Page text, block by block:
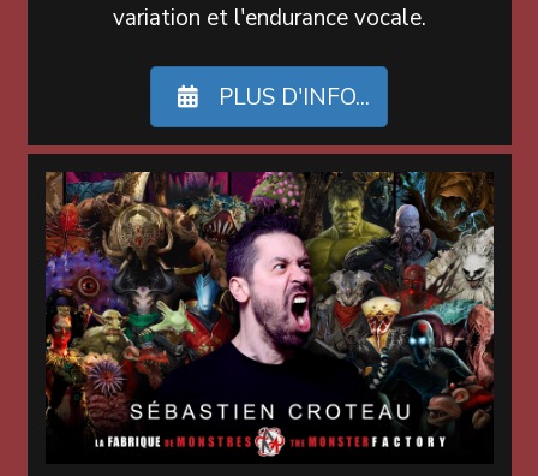
variation et l'endurance vocale.
PLUS D'INFO...